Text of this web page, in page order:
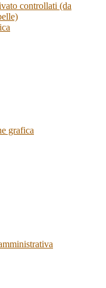
controllati (da
grafica